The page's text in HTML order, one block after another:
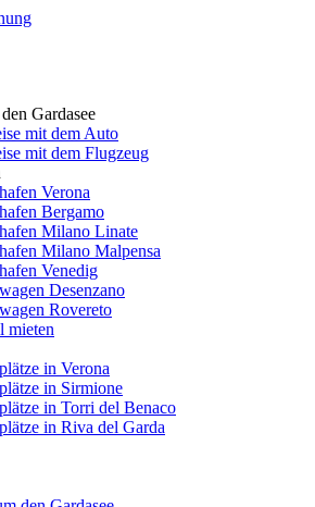
Gardasee
mit dem Auto
mit dem Flugzeug
Verona
Bergamo
Milano Linate
Milano Malpensa
Venedig
Desenzano
Rovereto
mieten
in Verona
in Sirmione
in Torri del Benaco
in Riva del Garda